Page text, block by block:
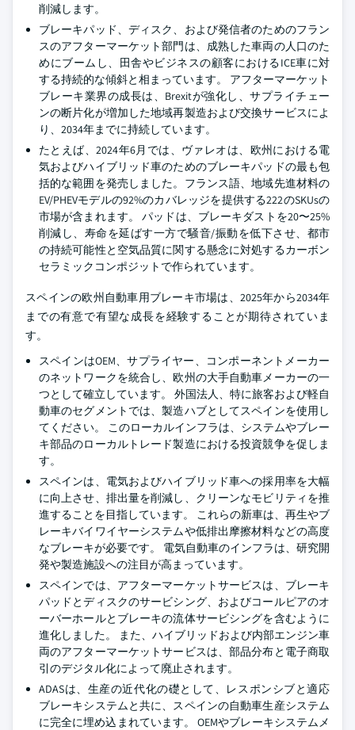
削減します。
ブレーキパッド、ディスク、および発信者のためのフラン
スのアフターマーケット部門は、成熟した車両の人口のた
めにブームし、田舎やビジネスの顧客におけるICE車に対
する持続的な傾斜と相まっています。 アフターマーケット
ブレーキ業界の成長は、Brexitが強化し、サプライチェー
ンの断片化が増加した地域再製造および交換サービスによ
り、2034年までに持続しています。
たとえば、2024年6月では、ヴァレオは、欧州における電
気およびハイブリッド車のためのブレーキパッドの最も包
括的な範囲を発売しました。フランス語、地域先進材料の
EV/PHEVモデルの92%のカバレッジを提供する222のSKUsの
市場が含まれます。 パッドは、ブレーキダストを20〜25%
削減し、寿命を延ばす一方で騒音/振動を低下させ、都市
の持続可能性と空気品質に関する懸念に対処するカーボン
セラミックコンポジットで作られています。
スペインの欧州自動車用ブレーキ市場は、2025年から2034年
までの有意で有望な成長を経験することが期待されていま
す。
スペインはOEM、サプライヤー、コンポーネントメーカー
のネットワークを統合し、欧州の大手自動車メーカーの一
つとして確立しています。 外国法人、特に旅客および軽自
動車のセグメントでは、製造ハブとしてスペインを使用し
てください。 このローカルインフラは、システムやブレー
キ部品のローカルトレード製造における投資競争を促しま
す。
スペインは、電気およびハイブリッド車への採用率を大幅
に向上させ、排出量を削減し、クリーンなモビリティを推
進することを目指しています。 これらの新車は、再生やブ
レーキバイワイヤーシステムや低排出摩擦材料などの高度
なブレーキが必要です。 電気自動車のインフラは、研究開
発や製造施設への注目が高まっています。
スペインでは、アフターマーケットサービスは、ブレーキ
パッドとディスクのサービシング、およびコールピアのオ
ーバーホールとブレーキの流体サービシングを含むように
進化しました。 また、ハイブリッドおよび内部エンジン車
両のアフターマーケットサービスは、部品分布と電子商取
引のデジタル化によって廃止されます。
ADASは、生産の近代化の礎として、レスポンシブと適応
ブレーキシステムと共に、スペインの自動車生産システム
に完全に埋め込まれています。 OEMやブレーキシステムメ